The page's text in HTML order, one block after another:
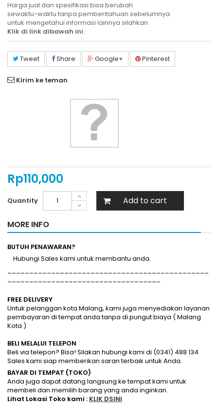
Harga jual dan spesifikasi bisa berubah
sewaktu-waktu tanpa pemberitahuan sebelumnya.
untuk mengetahui informasi lainnya silahkan
Klik di link dibawah ini.
Tweet Share Google+ Pinterest
Kirim ke teman
Rp‎110,000
Quantity Add to cart
MORE INFO
BUTUH PENAWARAN?
Hubungi Sales kami untuk membantu anda.
FREE DELIVERY
Untuk pelanggan kota Malang, kami juga menyediakan layanan
pembayaran di tempat anda tanpa di pungut biaya ( Malang
Kota )
BELI MELALUI TELEPON
Beli via telepon? Bisa! Silakan hubungi kami di (0341) 488 134
Sales kami siap memberikan saran terbaik untuk Anda.
BAYAR DI TEMPAT (TOKO)
Anda juga dapat datang langsung ke tempat kami untuk
membeli dan memilih barang yang anda inginkan.
Lihat Lokasi Toko kami : KLIK DSINI